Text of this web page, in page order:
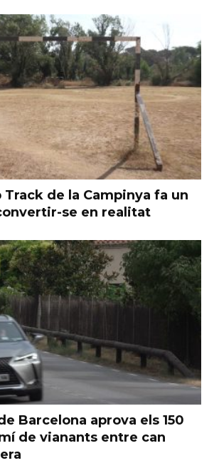
de la Campinya fa un
se en realitat
Barcelona aprova els 150
de vianants entre can